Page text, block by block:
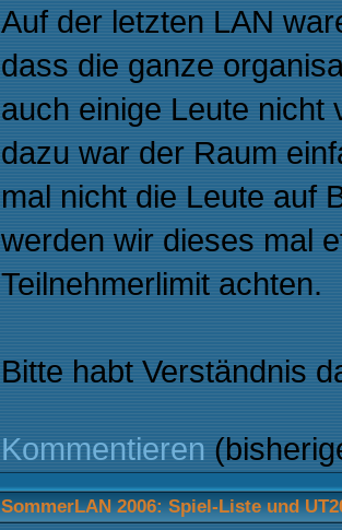
Auf der letzten LAN
dass die ganze
auch einige Leute nicht
dazu war der Raum
mal nicht die Leute auf
werden wir dieses mal
Teilnehmerlimit achten.
Bitte habt Verständnis
Kommentieren
SommerLAN 2006: Spiel-Liste und